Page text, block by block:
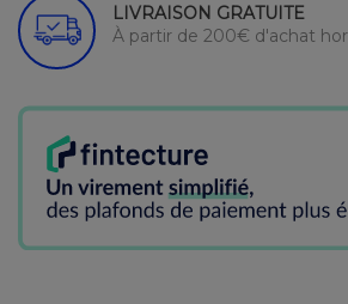
LIVRAISON GRATUITE
À partir de 200€ d'achat